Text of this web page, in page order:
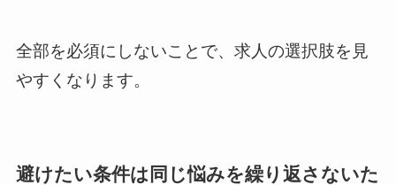
全部を必須にしないことで、求人の選択肢を見
やすくなります。
避けたい条件は同じ悩みを繰り返さないた